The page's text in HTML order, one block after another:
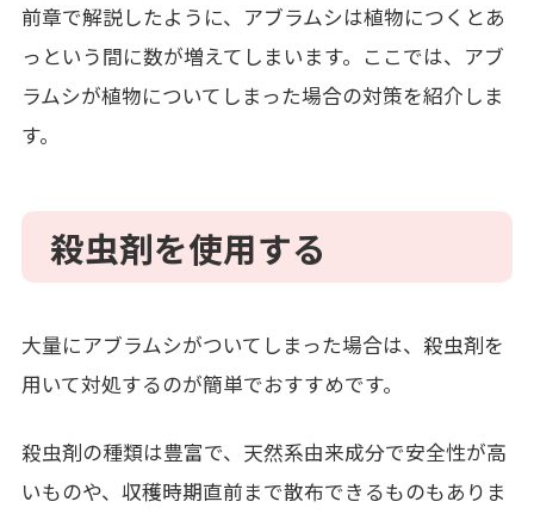
前章で解説したように、アブラムシは植物につくとあ
っという間に数が増えてしまいます。ここでは、アブ
ラムシが植物についてしまった場合の対策を紹介しま
す。
殺虫剤を使用する
大量にアブラムシがついてしまった場合は、殺虫剤を
用いて対処するのが簡単でおすすめです。
殺虫剤の種類は豊富で、天然系由来成分で安全性が高
いものや、収穫時期直前まで散布できるものもありま